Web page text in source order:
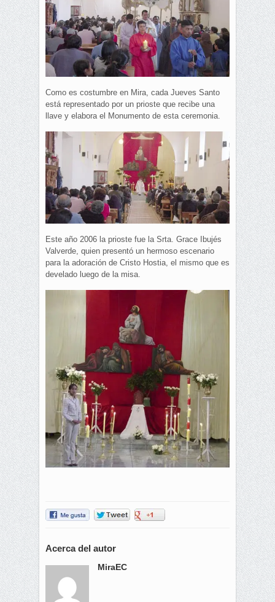
Como es costumbre en Mira, cada Jueves Santo
está representado por un prioste que recibe una
llave y elabora el Monumento de esta ceremonia.
Este año 2006 la prioste fue la Srta. Grace Ibujés
Valverde, quien presentó un hermoso escenario
para la adoración de Cristo Hostia, el mismo que es
develado luego de la misa.
Acerca del autor
MiraEC